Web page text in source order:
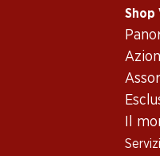
Shop
Il
Servizi
Fronte
JP. Chenet
Rosé Pays